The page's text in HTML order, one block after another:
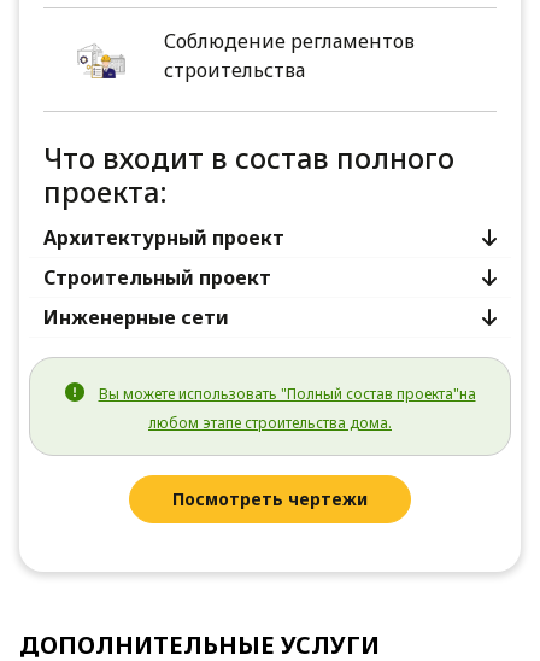
Соблюдение регламентов
строительства
Что входит в состав полного
проекта:
Архитектурный проект
Строительный проект
Инженерные сети
Вы можете использовать "Полный состав проекта"на
любом этапе строительства дома.
Посмотреть чертежи
ДОПОЛНИТЕЛЬНЫЕ УСЛУГИ